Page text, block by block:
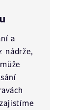
a
nádrže,